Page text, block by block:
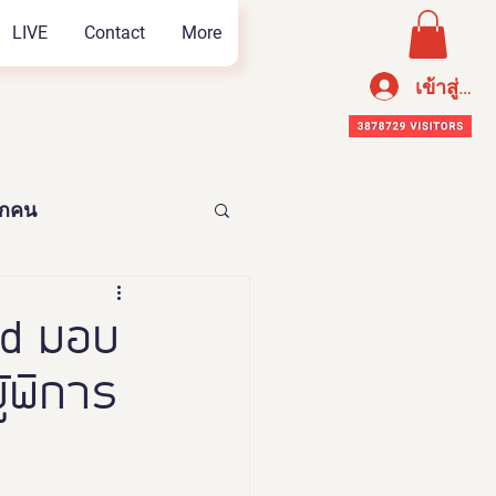
LIVE Contact More
เข้าสู่ระ
คน
อาหารเพือสุขภาพ
มอบ
พิการ